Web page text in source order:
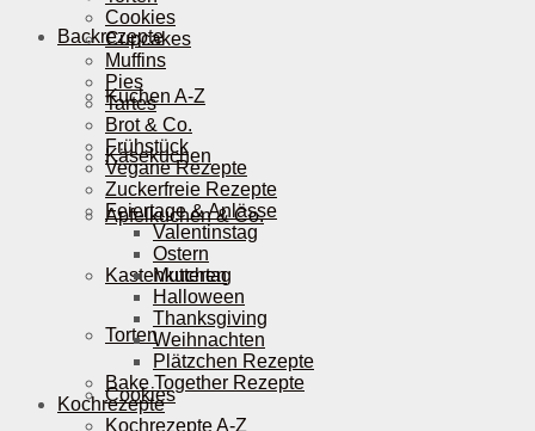
Backrezepte
Kuchen A-Z
Käsekuchen
Apfelkuchen & Co.
Kastenkuchen
Torten
Cookies
Cookies
Cupcakes
Muffins
Pies
Tartes
Brot & Co.
Frühstück
Vegane Rezepte
Zuckerfreie Rezepte
Feiertage & Anlässe
Valentinstag
Ostern
Muttertag
Halloween
Thanksgiving
Weihnachten
Plätzchen Rezepte
Bake Together Rezepte
Kochrezepte
Kochrezepte A-Z